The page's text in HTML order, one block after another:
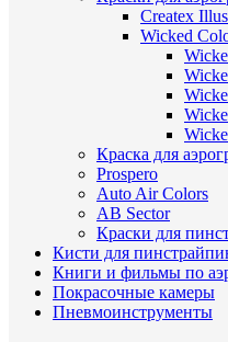
Createx
Wicked
Краска для
Prospero
Auto Air Colors
AB Sector
Краски для
Кисти для
Книги и фильмы по
Покрасочные камеры
Пневмоинструменты